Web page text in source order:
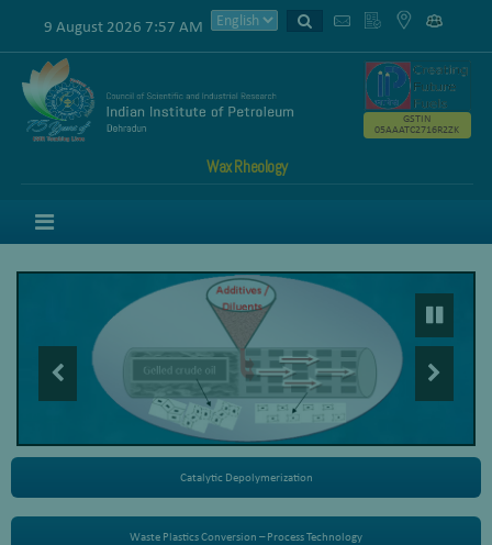
9 August 2026 7:57 AM
Wax Rheology
GSTIN
05AAATC2716R2ZK
Catalytic Depolymerization
Waste Plastics Conversion – Process Technology